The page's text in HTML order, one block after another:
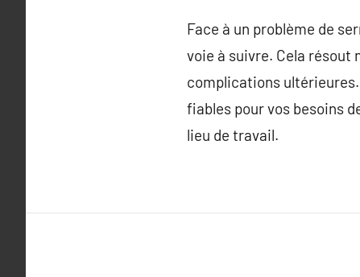
Face à un problème de
voie à suivre. Cela résout
complications
fiables pour vos besoins
lieu de travail.